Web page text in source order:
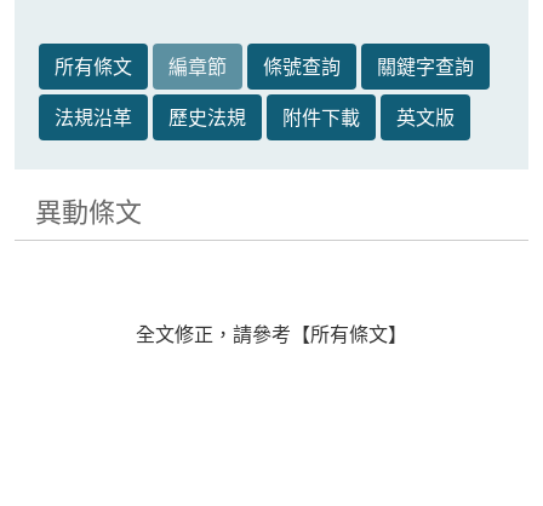
所有條文 編章節 條號查詢
關鍵字查詢
法規沿革
歷史法規 附件下載 英文版
異動條文
全文修正，請參考【所有條文】